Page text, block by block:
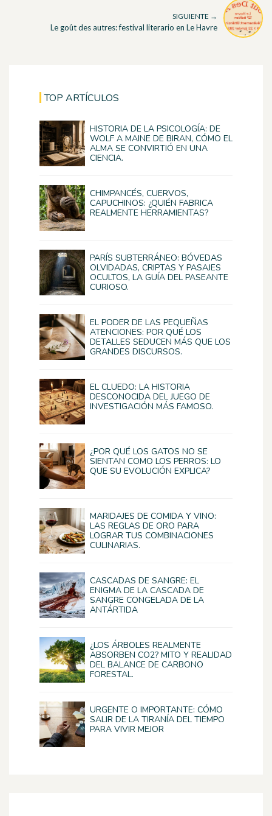
SIGUIENTE →
Le goût des autres: festival literario en Le Havre
TOP ARTÍCULOS
HISTORIA DE LA PSICOLOGÍA: DE
WOLF A MAINE DE BIRAN, CÓMO EL
ALMA SE CONVIRTIÓ EN UNA
CIENCIA.
CHIMPANCÉS, CUERVOS,
CAPUCHINOS: ¿QUIÉN FABRICA
REALMENTE HERRAMIENTAS?
PARÍS SUBTERRÁNEO: BÓVEDAS
OLVIDADAS, CRIPTAS Y PASAJES
OCULTOS, LA GUÍA DEL PASEANTE
CURIOSO.
EL PODER DE LAS PEQUEÑAS
ATENCIONES: POR QUÉ LOS
DETALLES SEDUCEN MÁS QUE LOS
GRANDES DISCURSOS.
EL CLUEDO: LA HISTORIA
DESCONOCIDA DEL JUEGO DE
INVESTIGACIÓN MÁS FAMOSO.
¿POR QUÉ LOS GATOS NO SE
SIENTAN COMO LOS PERROS: LO
QUE SU EVOLUCIÓN EXPLICA?
MARIDAJES DE COMIDA Y VINO:
LAS REGLAS DE ORO PARA
LOGRAR TUS COMBINACIONES
CULINARIAS.
CASCADAS DE SANGRE: EL
ENIGMA DE LA CASCADA DE
SANGRE CONGELADA DE LA
ANTÁRTIDA
¿LOS ÁRBOLES REALMENTE
ABSORBEN CO2? MITO Y REALIDAD
DEL BALANCE DE CARBONO
FORESTAL.
URGENTE O IMPORTANTE: CÓMO
SALIR DE LA TIRANÍA DEL TIEMPO
PARA VIVIR MEJOR